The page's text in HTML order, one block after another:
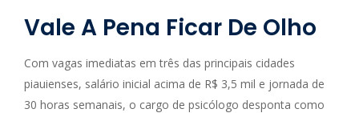
Vale A Pena Ficar De Olho
Com vagas imediatas em três das principais cidades
piauienses, salário inicial acima de R$ 3,5 mil e jornada de
30 horas semanais, o cargo de psicólogo desponta como